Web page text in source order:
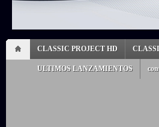
CLASSIC PROJECT HD
ULTIMOS LANZAMIENTOS